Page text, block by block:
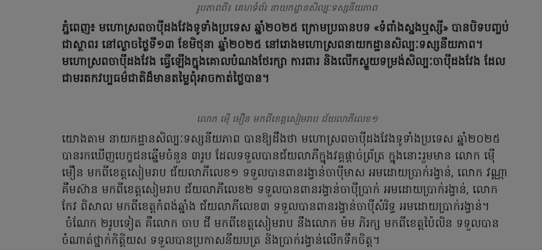
រូបភាពពី៖ គេហទំព័រ នាយកដ្ឋានសិល្បៈទស្សនីយភាព
ភ្នំពេញ៖ មហោស្រពចាប៉ីដងវែងទូទាំងប្រទេស ឆ្នាំ២០២៥ ក្រោមប្រធានបទ «ទំពាំងស្នងឬស្សី» បានបិទបញ្ចប់
ជាស្ថាពរ នៅល្ងាចថ្ងៃទី១៣ ខែមិថុនា ឆ្នាំ២០២៥ នៅរោងមហោស្រពនាយកដ្ឋានសិល្បៈទស្សនីយភាព។
មហោស្រពចាប៉ីដងវែង ធ្វើឡើងក្នុងគោលបំណងថែរក្សា ការពារ និងលើកស្ទួយទម្រង់សិល្បៈចាប៉ីដងវែង ដែល
ជាមរតកវប្បធម៌ជាតិដ៏មានតម្លៃពុំអាចកាត់ថ្លៃបាន។
លោក ម៉ើ មឿន មកពីខេត្តសៀមរាប ជ័យលាភីលេខ១
យោងតាម នាយកដ្ឋានសិល្បៈទស្សនីយភាព បានឱ្យដឹងថា មហោស្រពចាប៉ីដងវែងទូទាំងប្រទេស ឆ្នាំ២០២៥
បានរកឃើញបេក្ខជនឆ្នើមចំនួន ៣រូប ដែលទទួលបានជ័យលាភីក្នុងវគ្គផ្តាច់ព្រ័ត្រ ក្នុងនោះរួមមាន លោក ម៉ើ
មឿន មកពីខេត្តសៀមរាប ជ័យលាភីលេខ១ ទទួលបានពានរង្វាន់ចាប៉ីមាស អមដោយប្រាក់រង្វាន់, លោក វណ្ណា
គឹមស៊ាន មកពីខេត្តសៀមរាប ជ័យលាភីលេខ២ ទទួលបានពានរង្វាន់ចាប៉ីប្រាក់ អមដោយប្រាក់រង្វាន់, លោក
កែវ ពិសាល មកពីខេត្តកំពង់ឆ្នាំង ជ័យលាភីលេខ៣ ទទួលបានពានរង្វាន់ចាប៉ីសំរិទ្ធ អមដោយប្រាក់រង្វាន់។
ចំណែក ២រូបទៀត គឺលោក ចាប ជី មកពីខេត្តសៀមរាប នឹងលោក ម៉ម ភិរក្ស មកពីខេត្តប៉ៃលិន ទទួលបាន
ចំណាត់ថ្នាក់កិត្តិយស ទទួលបានប្រកាសនីយបត្រ និងប្រាក់រង្វាន់លើកទឹកចិត្ត។